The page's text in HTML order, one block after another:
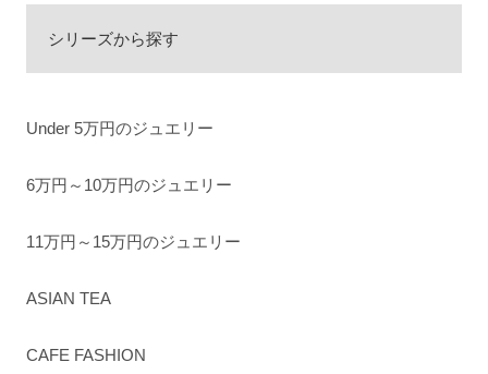
シリーズから探す
Under 5万円のジュエリー
6万円～10万円のジュエリー
11万円～15万円のジュエリー
ASIAN TEA
CAFE FASHION